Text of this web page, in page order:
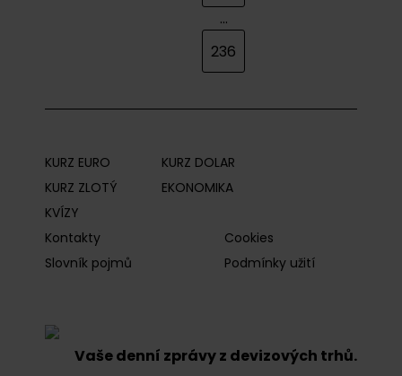
...
236
KURZ EURO
KURZ DOLAR
KURZ ZLOTÝ
EKONOMIKA
KVÍZY
Kontakty
Cookies
Slovník pojmů
Podmínky užití
Vaše denní zprávy z devizových trhů.